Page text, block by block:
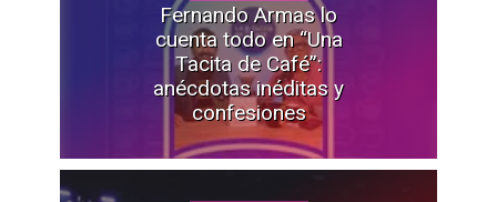
Fernando Armas lo
cuenta todo en “Una
Tacita de Café”:
anécdotas inéditas y
confesiones